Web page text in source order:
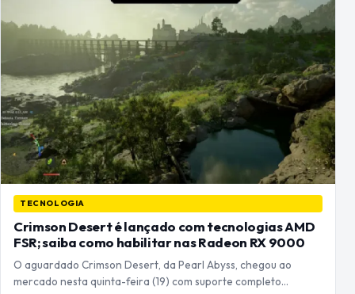
TECNOLOGIA
Crimson Desert é lançado com tecnologias AMD
FSR; saiba como habilitar nas Radeon RX 9000
O aguardado Crimson Desert, da Pearl Abyss, chegou ao
mercado nesta quinta-feira (19) com suporte completo…